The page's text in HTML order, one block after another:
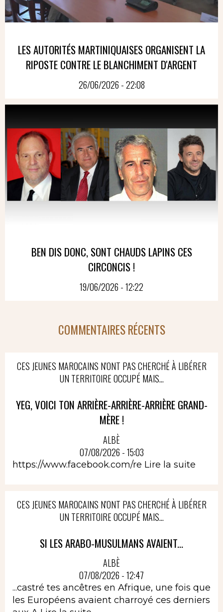
LES AUTORITÉS MARTINIQUAISES ORGANISENT LA
RIPOSTE CONTRE LE BLANCHIMENT D'ARGENT
26/06/2026 - 22:08
BEN DIS DONC, SONT CHAUDS LAPINS CES
CIRCONCIS !
19/06/2026 - 12:22
COMMENTAIRES RÉCENTS
CES JEUNES MAROCAINS N'ONT PAS CHERCHÉ À LIBÉRER
UN TERRITOIRE OCCUPÉ MAIS...
YEG, VOICI TON ARRIÈRE-ARRIÈRE-ARRIÈRE GRAND-
MÈRE !
ALBÈ
07/08/2026 - 15:03
https://www.facebook.com/re Lire la suite
CES JEUNES MAROCAINS N'ONT PAS CHERCHÉ À LIBÉRER
UN TERRITOIRE OCCUPÉ MAIS...
SI LES ARABO-MUSULMANS AVAIENT...
ALBÈ
07/08/2026 - 12:47
...castré tes ancêtres en Afrique, une fois que
les Européens avaient charroyé ces derniers